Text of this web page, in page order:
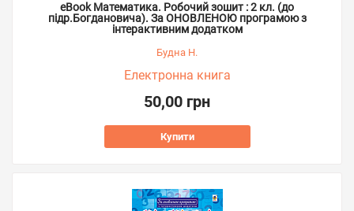
eBook Математика. Робочий зошит : 2 кл. (до
підр.Богдановича). За ОНОВЛЕНОЮ програмою з
інтерактивним додатком
Будна Н.
Електронна книга
50,00 грн
Купити